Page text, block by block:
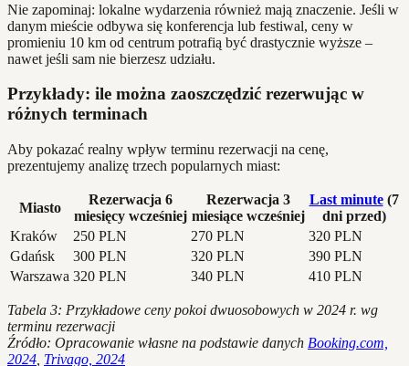
Nie zapominaj: lokalne wydarzenia również mają znaczenie. Jeśli w
danym mieście odbywa się konferencja lub festiwal, ceny w
promieniu 10 km od centrum potrafią być drastycznie wyższe –
nawet jeśli sam nie bierzesz udziału.
Przykłady: ile można zaoszczędzić rezerwując w
różnych terminach
Aby pokazać realny wpływ terminu rezerwacji na cenę,
prezentujemy analizę trzech popularnych miast:
Miasto
Rezerwacja 6
miesięcy wcześniej
Rezerwacja 3
miesiące wcześniej
Last minute(7
dni przed)
Kraków
250 PLN 270 PLN
320 PLN
Gdańsk
300 PLN 320 PLN
390 PLN
Warszawa 320 PLN 340 PLN 410 PLN
Tabela 3: Przykładowe ceny pokoi dwuosobowych w 2024 r. wg
terminu rezerwacji
Źródło: Opracowanie własne na podstawie danych Booking.com,
2024 Trivago, 2024